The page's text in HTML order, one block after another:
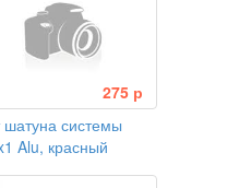
275 р
шатуна системы
Alu, красный